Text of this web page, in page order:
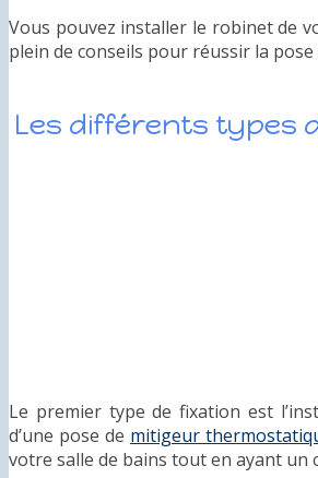
Vous pouvez installer le robinet de
plein de conseils pour réussir la
Les différents types
Le premier type de fixation est
d’une pose de mitigeur
votre salle de bains tout en ayant un